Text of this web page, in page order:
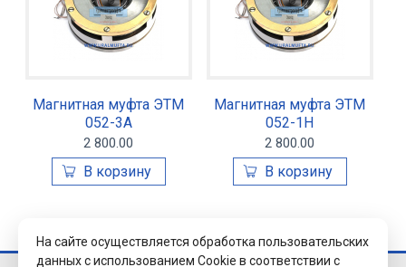
Магнитная муфта ЭТМ
052-3А
2 800.00
Магнитная муфта ЭТМ
052-1Н
2 800.00
На сайте осуществляется обработка пользовательских
данных с использованием Cookie в соответствии с